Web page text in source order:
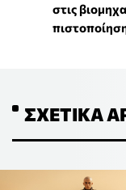
στις
ΣΧΕΤΙΚΆ